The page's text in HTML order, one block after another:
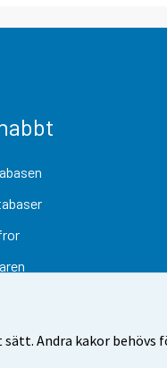
Andra kakor behövs